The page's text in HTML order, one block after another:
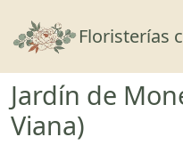
Floristerías
Jardín de
Viana)